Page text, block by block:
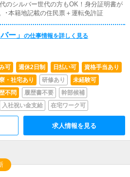
のシルバー世代の方もOK！身分証明書が
･本籍地記載の住民票＋運転免許証
ー」 の仕事情報を詳しく見る
可 週休2日制 日払い可
資格手当あり
・社宅あり 研修あり
未経験可
不問 履歴書不要
幹部候補
入社祝い金支給 在宅ワーク可
求人情報を見る